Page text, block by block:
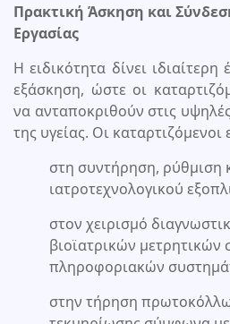
Πρακτική Άσκηση και
Εργασίας
Η ειδικότητα δίνει
εξάσκηση, ώστε οι
να ανταποκριθούν στις
της υγείας. Οι καταρτιζόμενοι
στη συντήρηση, ρύθμιση
ιατροτεχνολογικού
στον χειρισμό
βιοϊατρικών μετρητικών
πληροφοριακών
στην τήρηση